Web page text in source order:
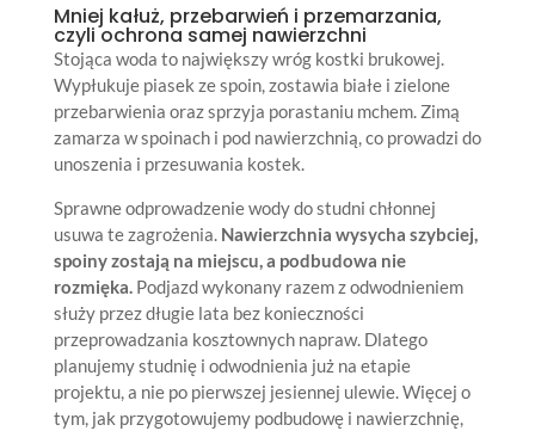
Mniej kałuż, przebarwień i przemarzania,
czyli ochrona samej nawierzchni
Stojąca woda to największy wróg kostki brukowej.
Wypłukuje piasek ze spoin, zostawia białe i zielone
przebarwienia oraz sprzyja porastaniu mchem. Zimą
zamarza w spoinach i pod nawierzchnią, co prowadzi do
unoszenia i przesuwania kostek.
Sprawne odprowadzenie wody do studni chłonnej
usuwa te zagrożenia. Nawierzchnia wysycha szybciej,
spoiny zostają na miejscu, a podbudowa nie
rozmięka. Podjazd wykonany razem z odwodnieniem
służy przez długie lata bez konieczności
przeprowadzania kosztownych napraw. Dlatego
planujemy studnię i odwodnienia już na etapie
projektu, a nie po pierwszej jesiennej ulewie. Więcej o
tym, jak przygotowujemy podbudowę i nawierzchnię,